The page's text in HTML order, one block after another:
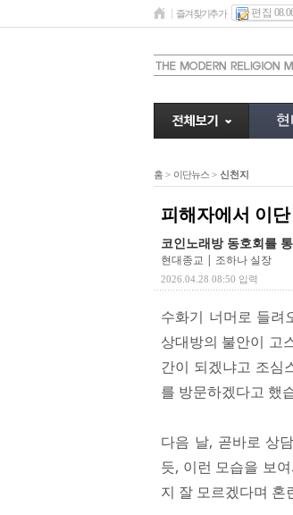
즐겨찾기추가 편집
홈 > 이단뉴스 > 신천지
피해자에서 이
코인노래방 동호회를
현대종교 | 조하나 실장
2026.04.28 08:50 입력
수화기 너머로 들려
상대방의 불안이 고
간이 되겠냐고 조심
를 방문하겠다고 했
다음 날, 곧바로 상
듯, 이런 모습을 보
지 잘 모르겠다며 혼